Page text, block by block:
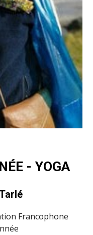
- YOGA
Francophone